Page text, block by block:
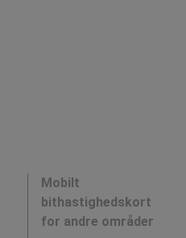
Mobilt
bithastighedskort
for andre områder